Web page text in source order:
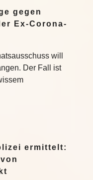
gegen
Ex-Corona-
will
Der Fall ist
ermittelt: